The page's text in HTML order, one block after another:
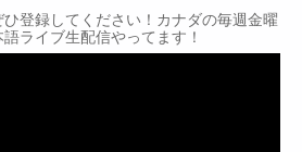
登録してください！カナダの毎週金曜
ライブ生配信やってます！